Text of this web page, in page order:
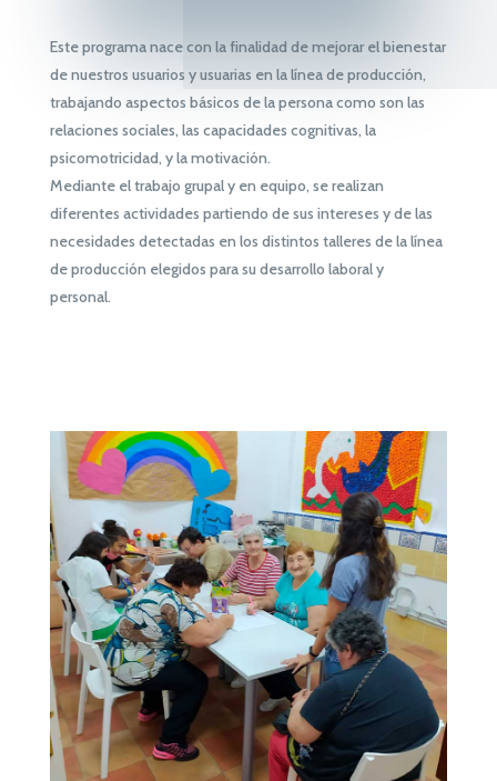
Este programa nace con la finalidad de mejorar el bienestar
de nuestros usuarios y usuarias en la línea de producción,
trabajando aspectos básicos de la persona como son las
relaciones sociales, las capacidades cognitivas, la
psicomotricidad, y la motivación.
Mediante el trabajo grupal y en equipo, se realizan
diferentes actividades partiendo de sus intereses y de las
necesidades detectadas en los distintos talleres de la línea
de producción elegidos para su desarrollo laboral y
personal.